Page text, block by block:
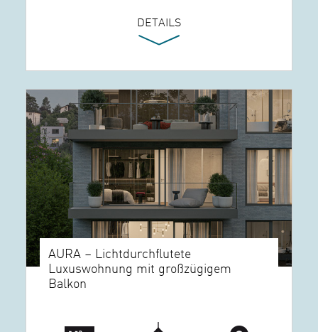
DETAILS
AURA – Lichtdurchflutete
Luxuswohnung mit großzügigem
Balkon